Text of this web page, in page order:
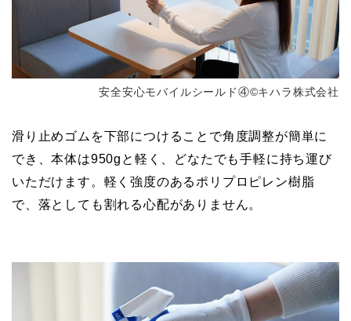
安全安心モバイルシールド④©キハラ株式会社
滑り止めゴムを下部につけることで角度調整が簡単に
でき、本体は950gと軽く、どなたでも手軽に持ち運び
いただけます。軽く強度のあるポリプロピレン樹脂
で、落としても割れる心配がありません。